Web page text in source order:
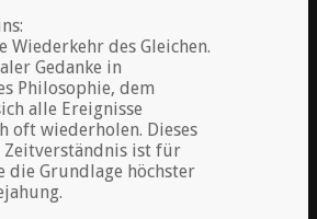
Wiederkehr des Gleichen.
Gedanke in
Philosophie, dem
alle Ereignisse
oft wiederholen. Dieses
Zeitverständnis ist für
die Grundlage höchster